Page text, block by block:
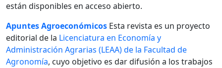
están disponibles en acceso abierto.
Apuntes Agroeconómicos Esta revista es un proyecto
editorial de la Licenciatura en Economía y
Administración Agrarias (LEAA) de la Facultad de
Agronomía, cuyo objetivo es dar difusión a los trabajos